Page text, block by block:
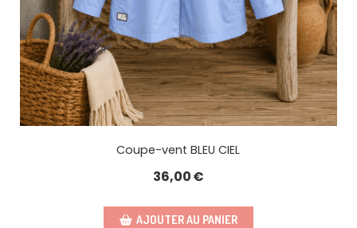
Coupe-vent BLEU CIEL
36,00€
AJOUTER AU PANIER